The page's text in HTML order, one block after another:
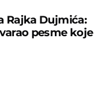
Rajka Dujmića:
pesme koje